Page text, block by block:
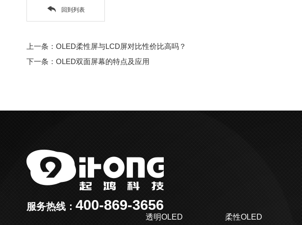
回到列表
上一条：OLED柔性屏与LCD屏对比性价比高吗？
下一条：OLED双面屏幕的特点及应用
服务热线： 400-869-3656
透明OLED 柔性OLED